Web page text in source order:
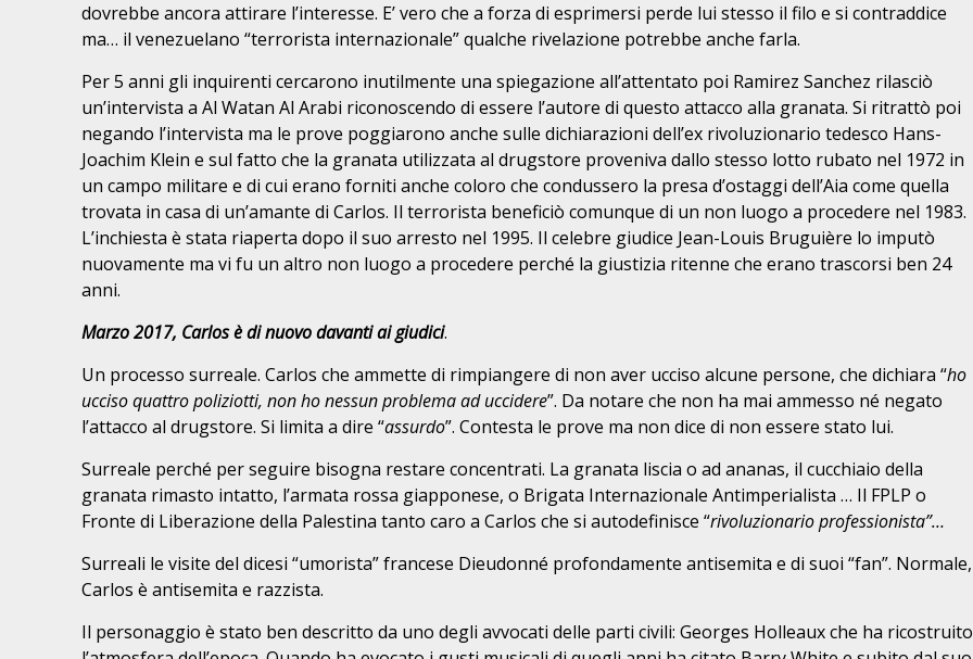
dovrebbe ancora attirare l’interesse. E’ vero che a forza di esprimersi perde lui stesso il filo e si contraddice
ma… il venezuelano “terrorista internazionale” qualche rivelazione potrebbe anche farla.
Per 5 anni gli inquirenti cercarono inutilmente una spiegazione all’attentato poi Ramirez Sanchez rilasciò
un’intervista a Al Watan Al Arabi riconoscendo di essere l’autore di questo attacco alla granata. Si ritrattò poi
negando l’intervista ma le prove poggiarono anche sulle dichiarazioni dell’ex rivoluzionario tedesco Hans-
Joachim Klein e sul fatto che la granata utilizzata al drugstore proveniva dallo stesso lotto rubato nel 1972 in
un campo militare e di cui erano forniti anche coloro che condussero la presa d’ostaggi dell’Aia come quella
trovata in casa di un’amante di Carlos. Il terrorista beneficiò comunque di un non luogo a procedere nel 1983.
L’inchiesta è stata riaperta dopo il suo arresto nel 1995. Il celebre giudice Jean-Louis Bruguière lo imputò
nuovamente ma vi fu un altro non luogo a procedere perché la giustizia ritenne che erano trascorsi ben 24
anni.
Marzo 2017, Carlos è di nuovo davanti ai giudici.
Un processo surreale. Carlos che ammette di rimpiangere di non aver ucciso alcune persone, che dichiara “ho
ucciso quattro poliziotti, non ho nessun problema ad uccidere”. Da notare che non ha mai ammesso né negato
l’attacco al drugstore. Si limita a dire “assurdo”. Contesta le prove ma non dice di non essere stato lui.
Surreale perché per seguire bisogna restare concentrati. La granata liscia o ad ananas, il cucchiaio della
granata rimasto intatto, l’armata rossa giapponese, o Brigata Internazionale Antimperialista … Il FPLP o
Fronte di Liberazione della Palestina tanto caro a Carlos che si autodefinisce “rivoluzionario professionista”…
Surreali le visite del dicesi “umorista” francese Dieudonné profondamente antisemita e di suoi “fan”. Normale,
Carlos è antisemita e razzista.
Il personaggio è stato ben descritto da uno degli avvocati delle parti civili: Georges Holleaux che ha ricostruito